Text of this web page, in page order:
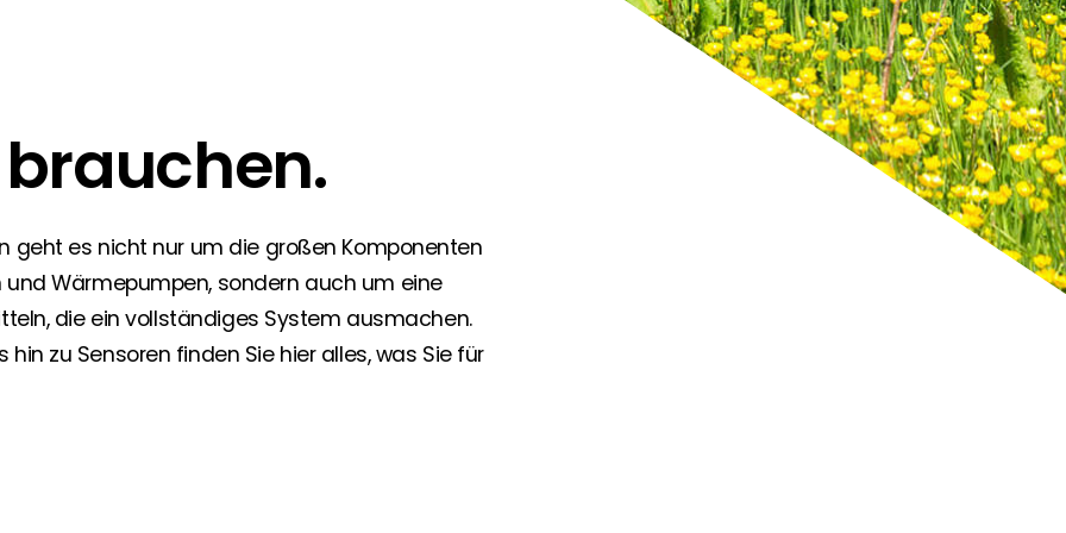
und Dokumentation!
Neuigkeiten von Segen. Hier erfahren Sie es zuerst!
Branche? Dann sind Sie bei uns richtig!
Partner und profitieren Sie von unseren Vorteilen!
passenden PV-Installateur? Dann sind Sie bei uns genau richtig.
geht es nicht nur um die großen Komponenten
Wärmepumpen, sondern auch um eine
die ein vollständiges System ausmachen.
zu Sensoren finden Sie hier alles, was Sie für